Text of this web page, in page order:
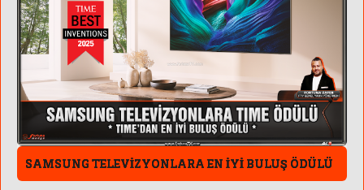
SAMSUNG TELEVİZYONLARA EN İYİ BULUŞ ÖDÜLÜ